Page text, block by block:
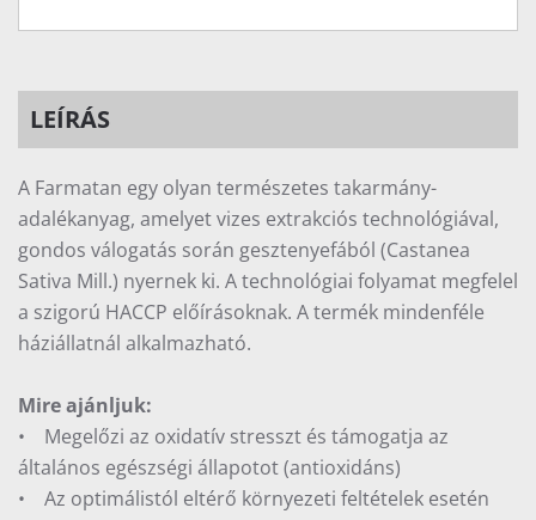
LEÍRÁS
A Farmatan egy olyan természetes takarmány-
adalékanyag, amelyet vizes extrakciós technológiával,
gondos válogatás során gesztenyefából (Castanea
Sativa Mill.) nyernek ki. A technológiai folyamat megfelel
a szigorú HACCP előírásoknak. A termék mindenféle
háziállatnál alkalmazható.
Mire ajánljuk:
• Megelőzi az oxidatív stresszt és támogatja az
általános egészségi állapotot (antioxidáns)
• Az optimálistól eltérő környezeti feltételek esetén